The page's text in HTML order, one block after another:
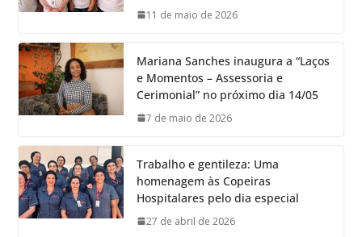
11 de maio de 2026
Mariana Sanches inaugura a “Laços
e Momentos – Assessoria e
Cerimonial” no próximo dia 14/05
7 de maio de 2026
Trabalho e gentileza: Uma
homenagem às Copeiras
Hospitalares pelo dia especial
27 de abril de 2026